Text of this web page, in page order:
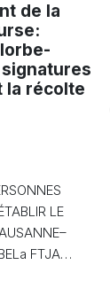
de la
la récolte
LE
FTJA…